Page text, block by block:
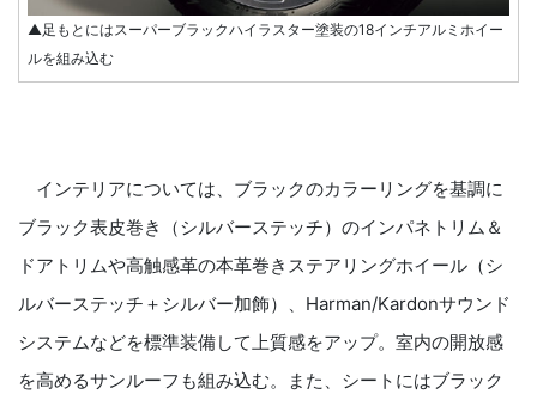
▲足もとにはスーパーブラックハイラスター塗装の18インチアルミホイー
ルを組み込む
インテリアについては、ブラックのカラーリングを基調に
ブラック表皮巻き（シルバーステッチ）のインパネトリム＆
ドアトリムや高触感革の本革巻きステアリングホイール（シ
ルバーステッチ＋シルバー加飾）、Harman/Kardonサウンド
システムなどを標準装備して上質感をアップ。室内の開放感
を高めるサンルーフも組み込む。また、シートにはブラック